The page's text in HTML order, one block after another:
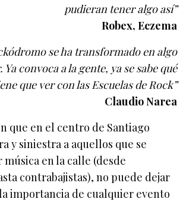
pudieran tener algo así”
Robex, Eczema
se ha transformado en algo
convoca a la gente, ya se sabe qué
que ver con las Escuelas de Rock”
Claudio Narea
que en el centro de Santiago
y siniestra a aquellos que se
en la calle (desde
contrabajistas), no puede dejar
importancia de cualquier evento